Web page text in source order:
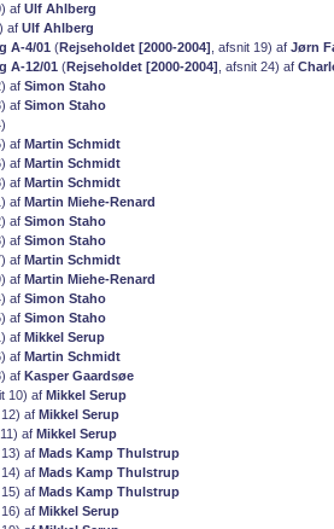
af Ulf Ahlberg
af Ulf Ahlberg
A-4/01 (Rejseholdet [2000-2004] , afsnit 19) af Jørn
A-12/01 (Rejseholdet [2000-2004] , afsnit 24) af
af Simon Staho
af Simon Staho
af Martin Schmidt
af Martin Schmidt
af Martin Schmidt
af Martin Miehe-Renard
af Simon Staho
af Simon Staho
af Martin Schmidt
af Martin Miehe-Renard
af Simon Staho
af Simon Staho
af Mikkel Serup
af Martin Schmidt
af Kasper Gaardsøe
10) af Mikkel Serup
12) af Mikkel Serup
11) af Mikkel Serup
13) af Mads Kamp Thulstrup
14) af Mads Kamp Thulstrup
15) af Mads Kamp Thulstrup
16) af Mikkel Serup